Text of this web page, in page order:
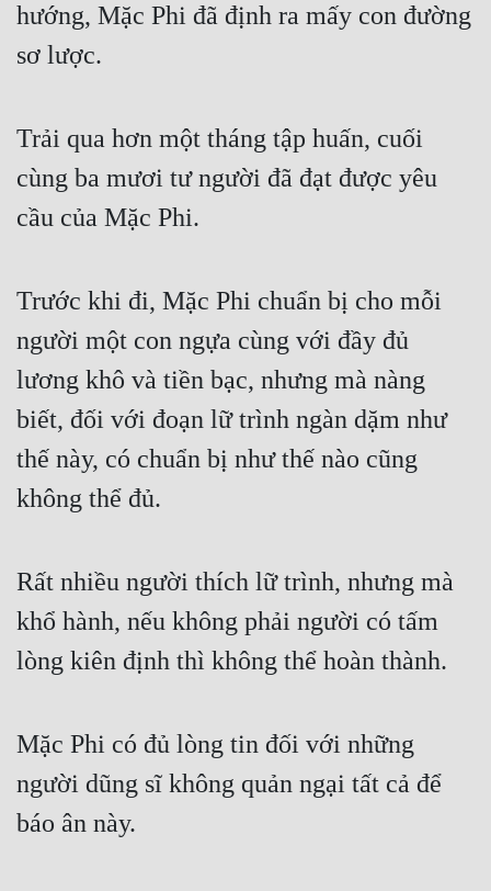
hướng, Mặc Phi đã định ra mấy con đường
sơ lược.
Trải qua hơn một tháng tập huấn, cuối
cùng ba mươi tư người đã đạt được yêu
cầu của Mặc Phi.
Trước khi đi, Mặc Phi chuẩn bị cho mỗi
người một con ngựa cùng với đầy đủ
lương khô và tiền bạc, nhưng mà nàng
biết, đối với đoạn lữ trình ngàn dặm như
thế này, có chuẩn bị như thế nào cũng
không thể đủ.
Rất nhiều người thích lữ trình, nhưng mà
khổ hành, nếu không phải người có tấm
lòng kiên định thì không thể hoàn thành.
Mặc Phi có đủ lòng tin đối với những
người dũng sĩ không quản ngại tất cả để
báo ân này.